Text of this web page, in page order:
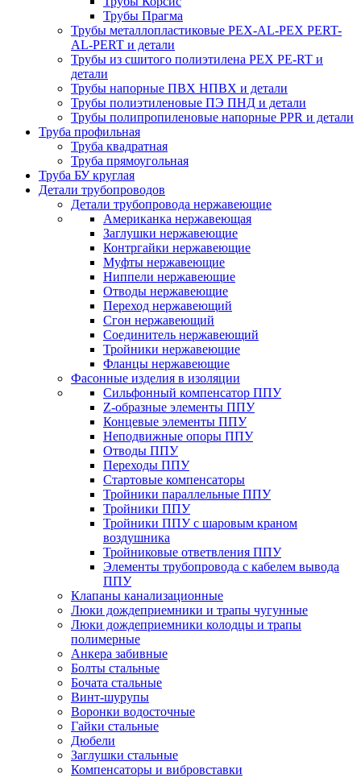
Трубы Прагма
Трубы металлопластиковые PEX-AL-PEX PERT-
AL-PERT и детали
Трубы из сшитого полиэтилена PEX PE-RT и
детали
Трубы напорные ПВХ НПВХ и детали
Трубы полиэтиленовые ПЭ ПНД и детали
Трубы полипропиленовые напорные PPR и детали
Труба профильная
Труба квадратная
Труба прямоугольная
Труба БУ круглая
Детали трубопроводов
Детали трубопровода нержавеющие
Американка нержавеющая
Заглушки нержавеющие
Контргайки нержавеющие
Муфты нержавеющие
Ниппели нержавеющие
Отводы нержавеющие
Переход нержавеющий
Сгон нержавеющий
Соединитель нержавеющий
Тройники нержавеющие
Фланцы нержавеющие
Фасонные изделия в изоляции
Cильфонный компенсатор ППУ
Z-образные элементы ППУ
Концевые элементы ППУ
Неподвижные опоры ППУ
Отводы ППУ
Переходы ППУ
Стартовые компенсаторы
Тройники параллельные ППУ
Тройники ППУ
Тройники ППУ с шаровым краном
воздушника
Тройниковые ответвления ППУ
Элементы трубопровода с кабелем вывода
ППУ
Клапаны канализационные
Люки дождеприемники и трапы чугунные
Люки дождеприемники колодцы и трапы
полимерные
Анкера забивные
Болты стальные
Бочата стальные
Винт-шурупы
Воронки водосточные
Гайки стальные
Дюбели
Заглушки стальные
Компенсаторы и вибровставки